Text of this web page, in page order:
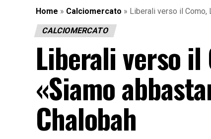
Home » Calciomercato » Liberali verso il Como,
CALCIOMERCATO
Liberali verso il
«Siamo
Chalobah